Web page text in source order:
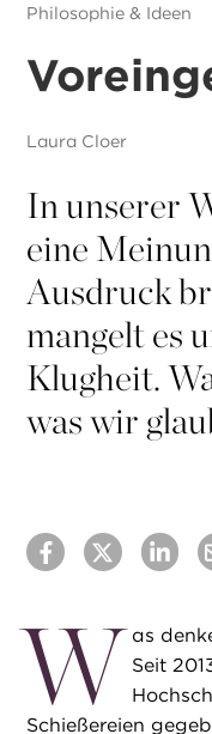
Philosophie & Ideen
Laura Cloer
In unserer
eine
Ausdruck
mangelt es
Klugheit.
was wir
W as
Seit
Schießereien